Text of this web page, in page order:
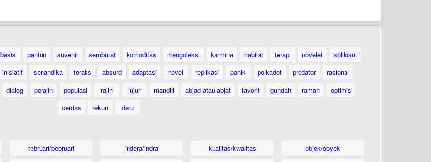
basis pantun suvenir semburat komoditas mengoleksi karmina habitat terapi novelet
solilokui
inisiatif senandika toraks absurd adaptasi novel replikasi panik polkadot predator
rasional
dialog perajin populasi rajin jujur mandiri abjad-atau-abjat favorit gundah ramah
optimis
cerdas
tekun deru
februari/pebruari
indera/indra
kualitas/kwalitas
objek/obyek